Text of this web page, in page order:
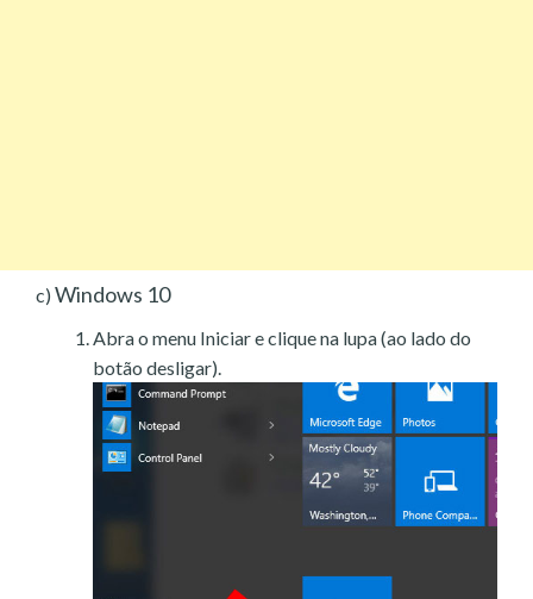
c) Windows 10
Abra o menu Iniciar e clique na lupa (ao lado do
botão desligar).